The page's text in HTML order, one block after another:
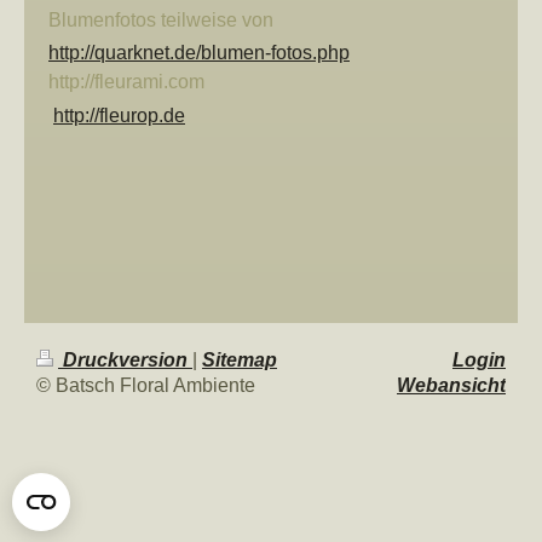
Blumenfotos teilweise von
http://quarknet.de/blumen-fotos.php
http://fleurami.com
http://fleurop.de
Druckversion
Sitemap
© Batsch Floral Ambiente
Login
Webansicht